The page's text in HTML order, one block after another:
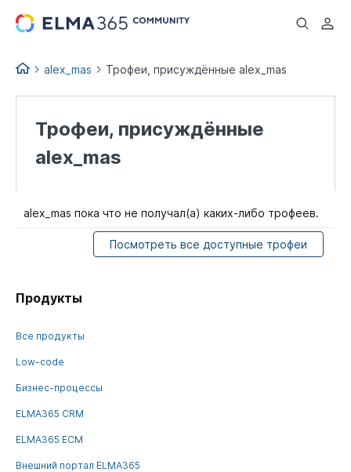
...
alex_mas Трофеи, присуждённые alex_mas
Трофеи, присуждённые
alex_mas
alex_mas пока что не получал(а) каких-либо трофеев.
Посмотреть все доступные трофеи
Продукты
Все продукты
Low-code
Бизнес-процессы
ELMA365 CRM
ELMA365 ECM
Внешний портал ELMA365